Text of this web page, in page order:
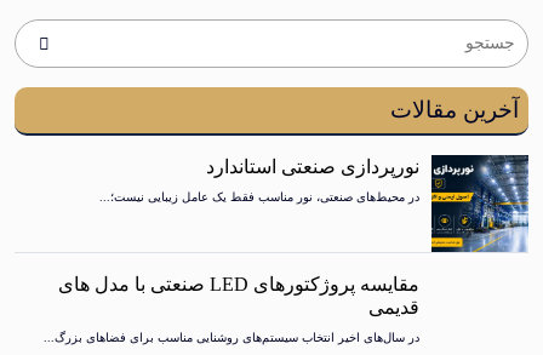
مقالات
نورپردازی صنعتی استاندارد
در محیط‌های صنعتی، نور مناسب فقط یک عامل زیبایی نیست؛...
مقایسه پروژکتورهای LED صنعتی با مدل های
در سال‌های اخیر انتخاب سیستم‌های روشنایی مناسب برای فضاهای بزرگ...